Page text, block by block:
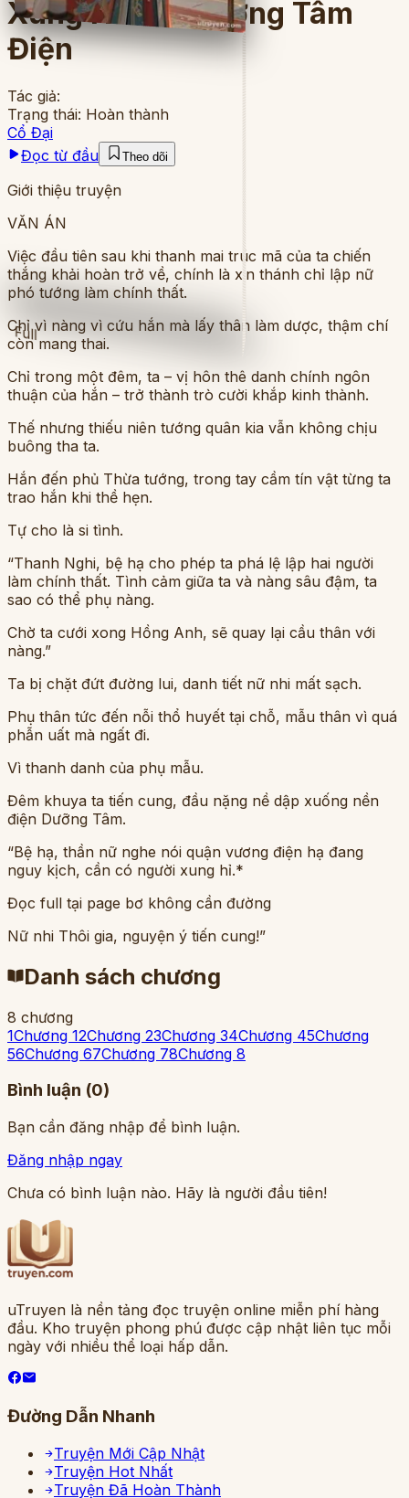
Full
Xung Hỉ Vào Dưỡng Tâm
Điện
Tác giả:
Trạng thái: Hoàn thành
Cổ Đại
Đọc từ đầu
Theo dõi
Giới thiệu truyện
VĂN ÁN
Việc đầu tiên sau khi thanh mai trúc mã của ta chiến
thắng khải hoàn trở về, chính là xin thánh chỉ lập nữ
phó tướng làm chính thất.
Chỉ vì nàng vì cứu hắn mà lấy thân làm dược, thậm chí
còn mang thai.
Chỉ trong một đêm, ta – vị hôn thê danh chính ngôn
thuận của hắn – trở thành trò cười khắp kinh thành.
Thế nhưng thiếu niên tướng quân kia vẫn không chịu
buông tha ta.
Hắn đến phủ Thừa tướng, trong tay cầm tín vật từng ta
trao hắn khi thề hẹn.
Tự cho là si tình.
“Thanh Nghi, bệ hạ cho phép ta phá lệ lập hai người
làm chính thất. Tình cảm giữa ta và nàng sâu đậm, ta
sao có thể phụ nàng.
Chờ ta cưới xong Hồng Anh, sẽ quay lại cầu thân với
nàng.”
Ta bị chặt đứt đường lui, danh tiết nữ nhi mất sạch.
Phụ thân tức đến nỗi thổ huyết tại chỗ, mẫu thân vì quá
phẫn uất mà ngất đi.
Vì thanh danh của phụ mẫu.
Đêm khuya ta tiến cung, đầu nặng nề dập xuống nền
điện Dưỡng Tâm.
“Bệ hạ, thần nữ nghe nói quận vương điện hạ đang
nguy kịch, cần có người xung hỉ.*
Đọc full tại page bơ không cần đường
Nữ nhi Thôi gia, nguyện ý tiến cung!”
Danh sách chương
8 chương
1Chương 12Chương 23Chương 34Chương 45Chương
56Chương 67Chương 78Chương 8
Bình luận (0)
Bạn cần đăng nhập để bình luận.
Đăng nhập ngay
Chưa có bình luận nào. Hãy là người đầu tiên!
uTruyen là nền tảng đọc truyện online miễn phí hàng
đầu. Kho truyện phong phú được cập nhật liên tục mỗi
ngày với nhiều thể loại hấp dẫn.
Đường Dẫn Nhanh
Truyện Mới Cập Nhật
Truyện Hot Nhất
Truyện Đã Hoàn Thành